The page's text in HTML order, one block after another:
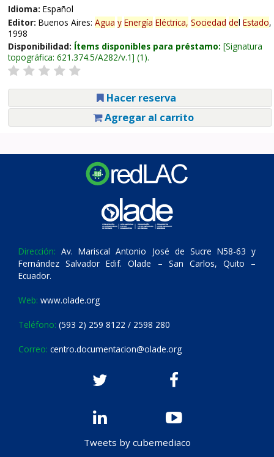
Idioma: Español
Editor: Buenos Aires: Agua y Energía Eléctrica, Sociedad del Estado,
1998
Disponibilidad: Ítems disponibles para préstamo: Signatura
topográfica: 621.374.5/A282/v.1 (1).
Hacer reserva
Agregar al carrito
Dirección: Av. Mariscal Antonio José de Sucre N58-63 y
Fernández Salvador Edif. Olade – San Carlos, Quito –
Ecuador.
Web: www.olade.org
Teléfono: (593 2) 259 8122 / 2598 280
Correo: centro.documentacion@olade.org
Tweets by cubemediaco